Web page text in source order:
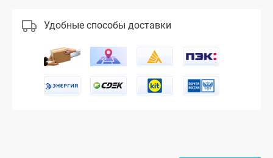
Удобные способы доставки